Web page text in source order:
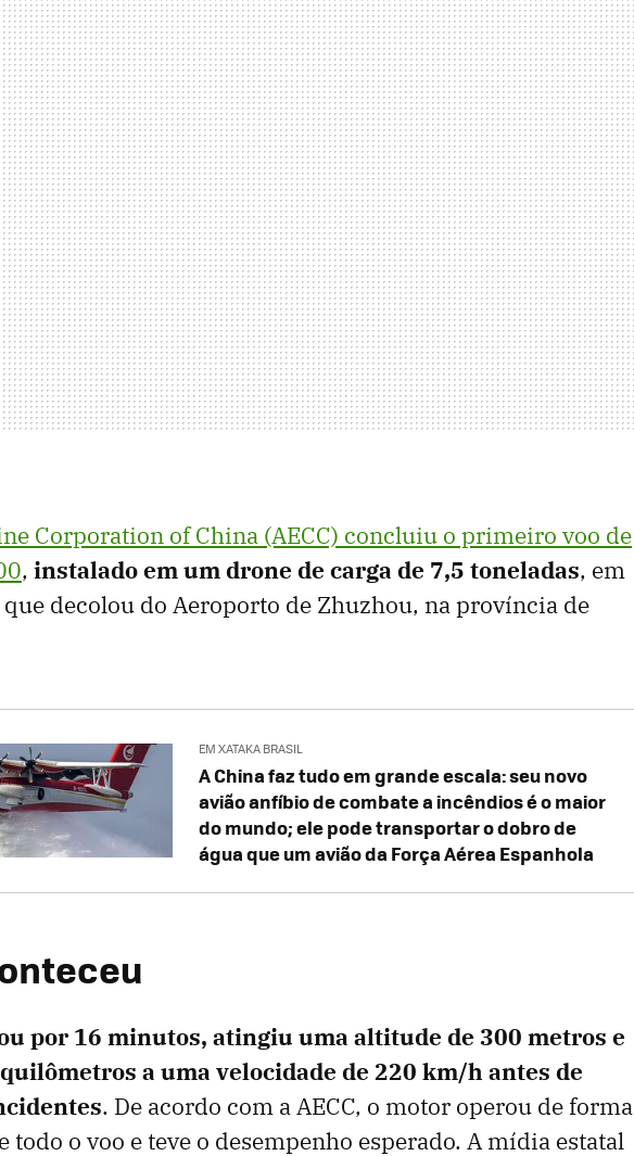
Corporation of China (AECC) concluiu o primeiro voo de
, instalado em um drone de carga de 7,5 toneladas, em
decolou do Aeroporto de Zhuzhou, na província de
EM XATAKA BRASIL
A China faz tudo em grande escala: seu novo
avião anfíbio de combate a incêndios é o maior
do mundo; ele pode transportar o dobro de
água que um avião da Força Aérea Espanhola
por 16 minutos, atingiu uma altitude de 300 metros e
a uma velocidade de 220 km/h antes de
. De acordo com a AECC, o motor operou de forma
todo o voo e teve o desempenho esperado. A mídia estatal